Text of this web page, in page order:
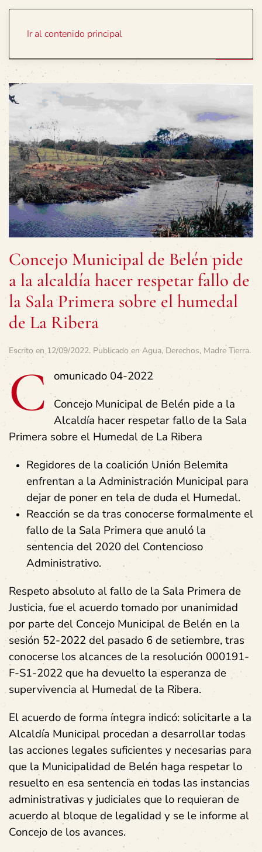
Ir al contenido principal
Concejo Municipal de Belén pide
a la alcaldía hacer respetar fallo de
la Sala Primera sobre el humedal
de La Ribera
Escrito en12/09/2022. Publicado en Agua, Derechos, Madre Tierra.
C
omunicado 04-2022
Concejo Municipal de Belén pide a la
Alcaldía hacer respetar fallo de la Sala
Primera sobre el Humedal de La Ribera
Regidores de la coalición Unión Belemita
enfrentan a la Administración Municipal para
dejar de poner en tela de duda el Humedal.
Reacción se da tras conocerse formalmente el
fallo de la Sala Primera que anuló la
sentencia del 2020 del Contencioso
Administrativo.
Respeto absoluto al fallo de la Sala Primera de
Justicia, fue el acuerdo tomado por unanimidad
por parte del Concejo Municipal de Belén en la
sesión 52-2022 del pasado 6 de setiembre, tras
conocerse los alcances de la resolución 000191-
F-S1-2022 que ha devuelto la esperanza de
supervivencia al Humedal de la Ribera.
El acuerdo de forma íntegra indicó: solicitarle a la
Alcaldía Municipal procedan a desarrollar todas
las acciones legales suficientes y necesarias para
que la Municipalidad de Belén haga respetar lo
resuelto en esa sentencia en todas las instancias
administrativas y judiciales que lo requieran de
acuerdo al bloque de legalidad y se le informe al
Concejo de los avances.